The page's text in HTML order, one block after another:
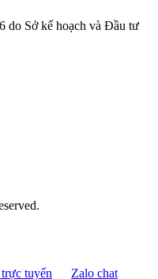
do Sở kế hoạch và Đầu tư
tuyến Zalo chat